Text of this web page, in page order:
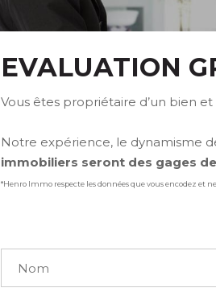
EVALUATION
Vous êtes propriétaire d’un bien
Notre expérience, le dynamisme
immobiliers seront des gages
*Henro Immo respecte les données que vous encodez et